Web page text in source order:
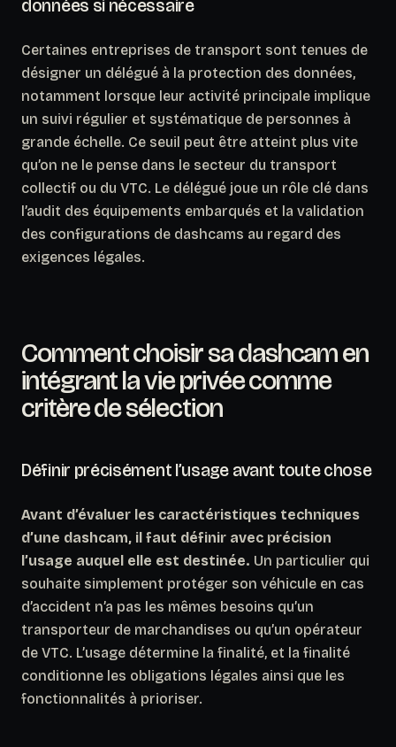
données si nécessaire
Certaines entreprises de transport sont tenues de
désigner un délégué à la protection des données,
notamment lorsque leur activité principale implique
un suivi régulier et systématique de personnes à
grande échelle. Ce seuil peut être atteint plus vite
qu’on ne le pense dans le secteur du transport
collectif ou du VTC. Le délégué joue un rôle clé dans
l’audit des équipements embarqués et la validation
des configurations de dashcams au regard des
exigences légales.
Comment choisir sa dashcam en
intégrant la vie privée comme
critère de sélection
Définir précisément l’usage avant toute chose
Avant d’évaluer les caractéristiques techniques
d’une dashcam, il faut définir avec précision
l’usage auquel elle est destinée. Un particulier qui
souhaite simplement protéger son véhicule en cas
d’accident n’a pas les mêmes besoins qu’un
transporteur de marchandises ou qu’un opérateur
de VTC. L’usage détermine la finalité, et la finalité
conditionne les obligations légales ainsi que les
fonctionnalités à prioriser.